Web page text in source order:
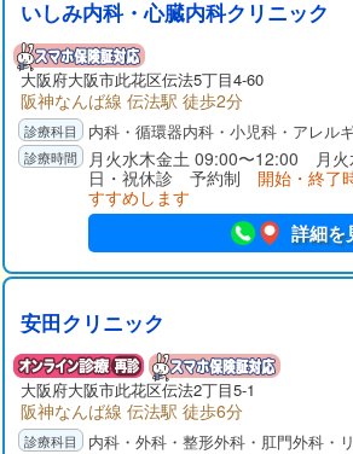
いしみ内科・心臓内科クリニック
大阪府大阪市此花区伝法5丁目4-60
阪神なんば線 伝法駅 徒歩2分
内科・循環器内科・小児科・アレル
月火水木金土 09:00〜12:00 月
日・祝休診 予約制 開始・終了
すすめします
詳細を
安田クリニック
大阪府大阪市此花区伝法2丁目5-1
阪神なんば線 伝法駅 徒歩6分
内科・外科・整形外科・肛門外科・